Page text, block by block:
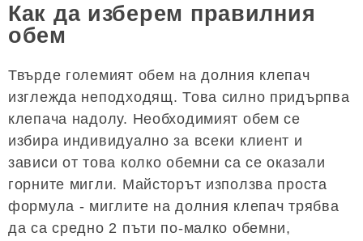
Как да изберем правилния
обем
Твърде големият обем на долния клепач
изглежда неподходящ. Това силно придърпва
клепача надолу. Необходимият обем се
избира индивидуално за всеки клиент и
зависи от това колко обемни са се оказали
горните мигли. Майсторът използва проста
формула - миглите на долния клепач трябва
да са средно 2 пъти по-малко обемни,